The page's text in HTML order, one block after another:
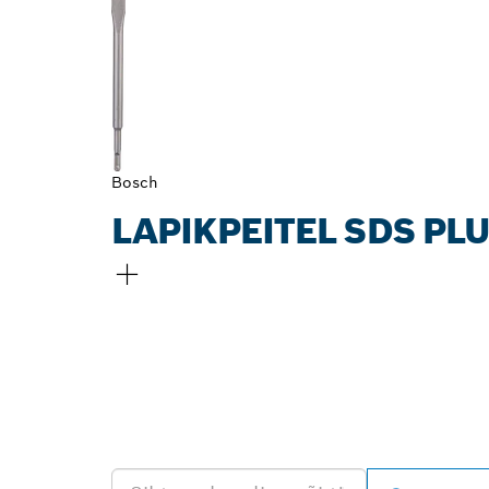
Bosch
LAPIKPEITEL SDS